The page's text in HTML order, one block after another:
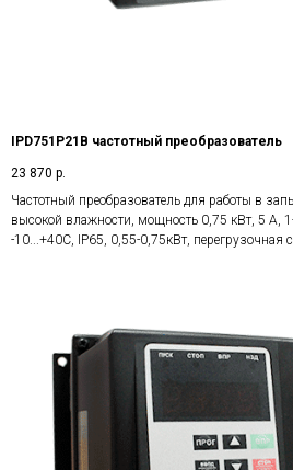
IPD751P21B частотный преобразователь
23 870 р.
Частотный преобразователь для работы в
высокой влажности, мощность 0,75 кВт, 5 А,
-10...+40С, IP65, 0,55-0,75кВт, перегрузочная